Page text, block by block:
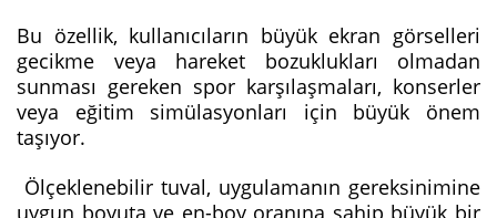
Bu özellik, kullanıcıların büyük ekran görselleri
gecikme veya hareket bozuklukları olmadan
sunması gereken spor karşılaşmaları, konserler
veya eğitim simülasyonları için büyük önem
taşıyor.
Ölçeklenebilir tuval, uygulamanın gereksinimine
uygun boyuta ve en-boy oranına sahip büyük bir